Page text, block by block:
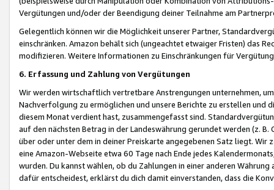
Vergütungen und/oder der Beendigung deiner Teilnahme am
Gelegentlich können wir die Möglichkeit unserer Partner,
einschränken. Amazon behält sich (ungeachtet etwaiger Fristen) das
modifizieren. Weitere Informationen zu Einschränkungen für
6. Erfassung und Zahlung von Vergütungen
Wir werden wirtschaftlich vertretbare Anstrengungen unternehmen,
Nachverfolgung zu ermöglichen und unsere Berichte zu erstellen und
diesem Monat verdient hast, zusammengefasst sind.
auf den nächsten Betrag in der Landeswährung gerundet werden (z.
über oder unter dem in deiner Preiskarte angegebenen Satz liegt.
eine Amazon-Webseite etwa 60 Tage nach Ende jedes
wurden. Du kannst wählen, ob du Zahlungen in einer anderen
dafür entscheidest, erklärst du dich damit einverstanden, dass die